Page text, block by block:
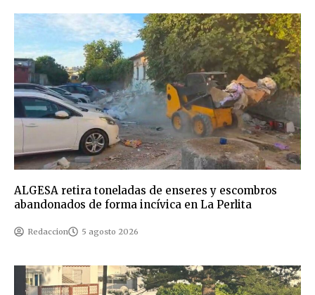
ALGESA retira toneladas de enseres y escombros
abandonados de forma incívica en La Perlita
Redaccion 5 agosto 2026